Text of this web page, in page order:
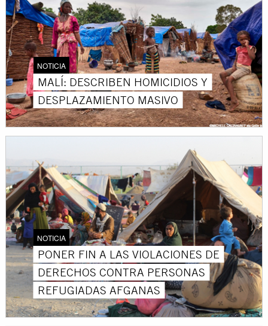
NOTICIA
MALÍ: DESCRIBEN HOMICIDIOS Y
DESPLAZAMIENTO MASIVO
NOTICIA
PONER FIN A LAS VIOLACIONES DE
DERECHOS CONTRA PERSONAS
REFUGIADAS AFGANAS